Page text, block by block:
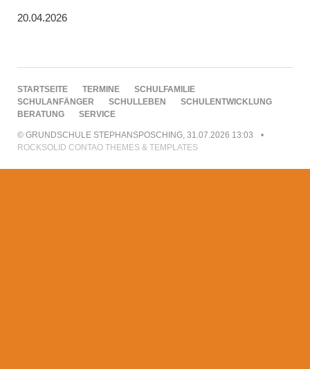
20.04.2026
NAVIGATION
ÜBERSPRINGEN
STARTSEITE TERMINE
SCHULFAMILIE
SCHULANFÄNGER
SCHULLEBEN
SCHULENTWICKLUNG
BERATUNG
SERVICE
© GRUNDSCHULE STEPHANSPOSCHING, 31.07.2026 13:03
ROCKSOLID CONTAO THEMES & TEMPLATES